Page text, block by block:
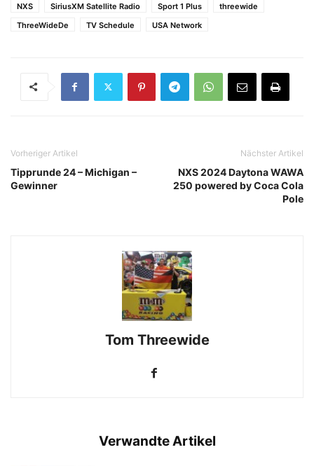
NXS
SiriusXM Satellite Radio Sport 1 Plus
threewide
ThreeWideDe
TV Schedule USA Network
Vorheriger Artikel
Tipprunde 24 – Michigan –
Gewinner
Nächster Artikel
NXS 2024 Daytona WAWA
250 powered by Coca Cola
Pole
Tom Threewide
Verwandte Artikel